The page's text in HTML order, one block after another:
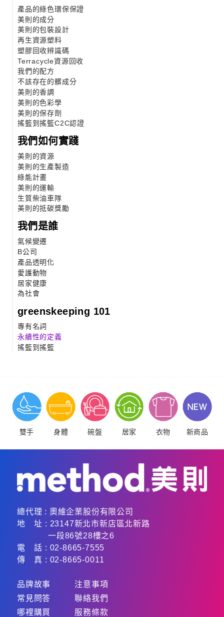
產品的綠色環保保證
美則的成分
美則的包裝設計
再生資源塑料
塑膠回收辨識碼
Terracycle資源回收
我們的配方
不該存在的髒成分
美則的香調
美則的色彩學
美則的保存劑
搖籃到搖籃C2C認證
我們如何實踐
美則的資源
美則的生產製造
綠能計畫
美則的運輸
生質柴油車隊
美則的抵碳獎勵
我們是誰
氣候變遷
B公司
產品透明化
愛護動物
居家健康
為社會
greenskeeping 101
專有名詞
永續性的定義
搖籃到搖籃
雙手 身體 碗盤 居家 衣物 新商品
總代理 : 奧維企業股份有限公司
地 址 : 23147新北市新店區北新路
一段86號28樓之6
電 話 : 02-8665-7555
傳 真 : 02-8665-0011
品牌故事
常見問答
哪裡購買
注意事項
聯絡我們
服務條款